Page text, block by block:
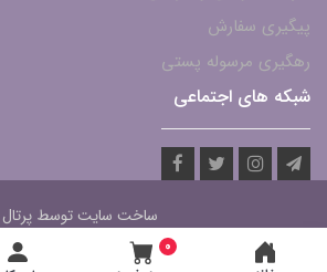
0
پیگیری سفارش
رهگیری مرسوله پستی
شبکه های اجتماعی
ساخت سایت توسطپرتال